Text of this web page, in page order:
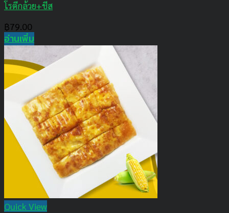
โรตีกล้วย+ชีส
฿79.00
อ่านเพิ่ม
Quick View